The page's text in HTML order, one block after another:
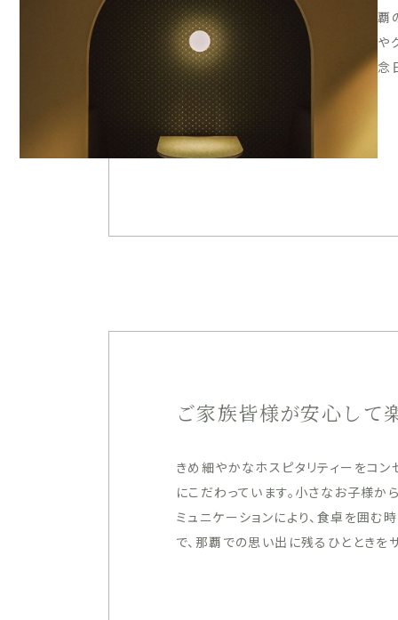
覇
や
念
ご家族皆様が安心して
きめ細やかなホスピタリティーをコン
にこだわっています。小さなお子様
ミュニケーションにより、食卓を囲む
で、那覇での思い出に残るひとときを